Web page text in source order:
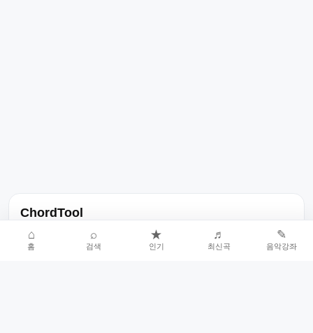
ChordTool
노래 가사, 곡 정보, 코드, 악보를 한곳에서 찾을 수 있는 음악 정보
서비스입니다.
⌂
홈
⌕
검색
★
인기
♬
최신곡
✎
음악강좌